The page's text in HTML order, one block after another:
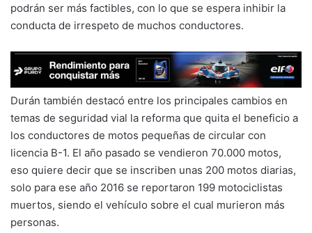
podrán ser más factibles, con lo que se espera inhibir la
conducta de irrespeto de muchos conductores.
Durán también destacó entre los principales cambios en
temas de seguridad vial la reforma que quita el beneficio a
los conductores de motos pequeñas de circular con
licencia B-1. El año pasado se vendieron 70.000 motos,
eso quiere decir que se inscriben unas 200 motos diarias,
solo para ese año 2016 se reportaron 199 motociclistas
muertos, siendo el vehículo sobre el cual murieron más
personas.